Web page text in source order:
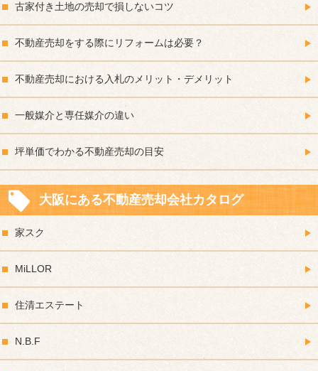
古家付き土地の売却で損しないコツ
不動産売却をする際にリフォームは必要？
不動産売却における入札のメリット・デメリット
一般媒介と専任媒介の違い
坪単価でわかる不動産売却の目安
大阪にある不動産売却会社カタログ
家スク
MiLLOR
住清エステート
N.B.F